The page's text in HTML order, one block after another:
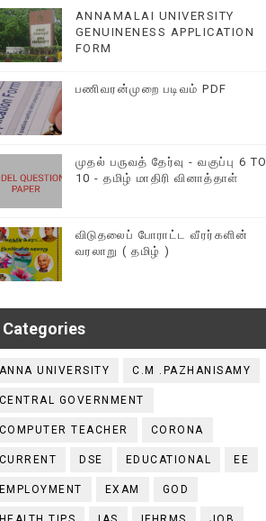
ANNAMALAI UNIVERSITY
GENUINENESS APPLICATION
FORM
பணிவரன்முறை படிவம் PDF
முதல் பருவத் தேர்வு - வகுப்பு 6 TO
10 - தமிழ் மாதிரி வினாத்தாள்
விடுதலைப் போராட்ட வீரர்களின்
வரலாறு ( தமிழ் )
Categories
ANNA UNIVERSITY C.M .PAZHANISAMY
CENTRAL GOVERNMENT
COMPUTER TEACHER CORONA
CURRENT DSE EDUCATIONAL EE
EMPLOYMENT EXAM GOD